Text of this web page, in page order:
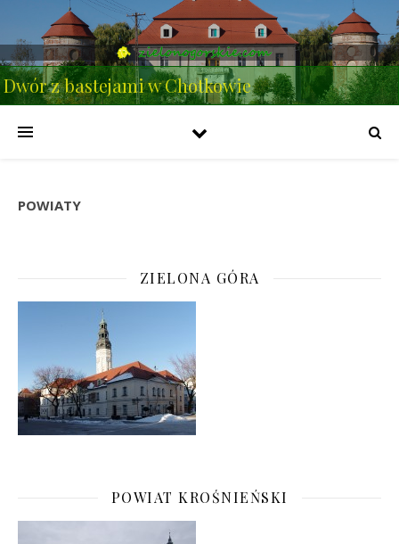
Dwór z bastejami w Chotkowie
POWIATY
ZIELONA GÓRA
POWIAT KROŚNIEŃSKI